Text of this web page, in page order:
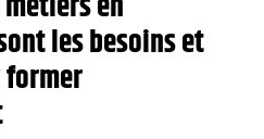
les besoins et
former